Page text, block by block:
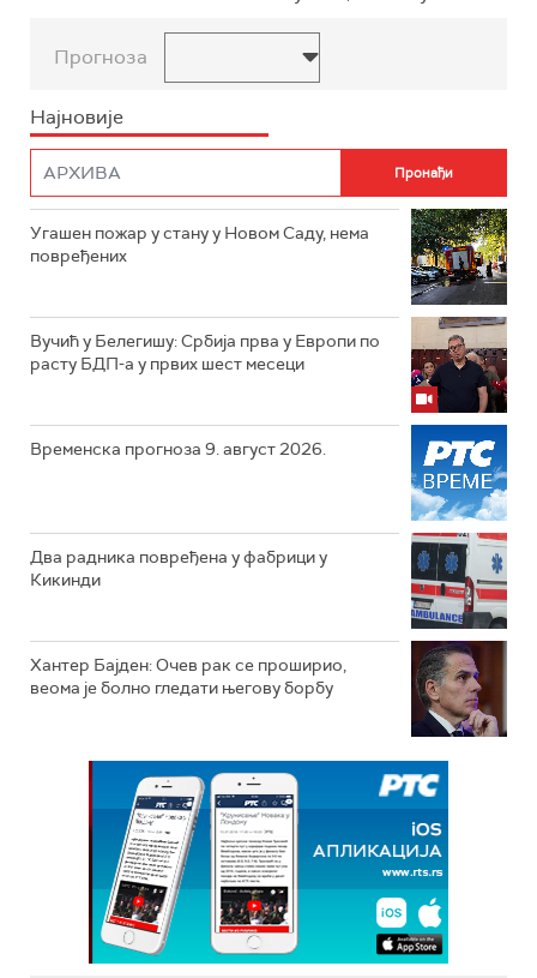
Прогноза
Најновије
Угашен пожар у стану у Новом Саду, нема
повређених
Вучић у Белегишу: Србија прва у Европи по
расту БДП-а у првих шест месеци
Временска прогноза 9. август 2026.
Два радника повређена у фабрици у
Кикинди
Хантер Бајден: Очев рак се проширио,
веома је болно гледати његову борбу